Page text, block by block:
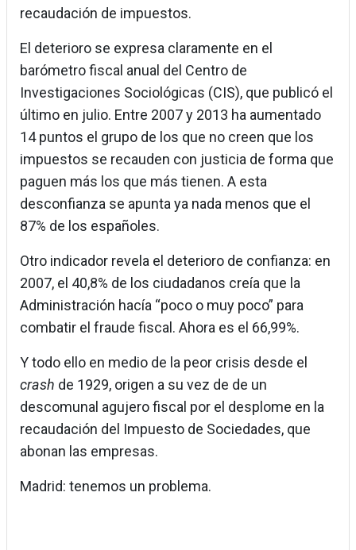
recaudación de impuestos.
El deterioro se expresa claramente en el
barómetro fiscal anual del Centro de
Investigaciones Sociológicas (CIS), que publicó el
último en julio. Entre 2007 y 2013 ha aumentado
14 puntos el grupo de los que no creen que los
impuestos se recauden con justicia de forma que
paguen más los que más tienen. A esta
desconfianza se apunta ya nada menos que el
87% de los españoles.
Otro indicador revela el deterioro de confianza: en
2007, el 40,8% de los ciudadanos creía que la
Administración hacía “poco o muy poco” para
combatir el fraude fiscal. Ahora es el 66,99%.
Y todo ello en medio de la peor crisis desde el
crash de 1929, origen a su vez de de un
descomunal agujero fiscal por el desplome en la
recaudación del Impuesto de Sociedades, que
abonan las empresas.
Madrid: tenemos un problema.